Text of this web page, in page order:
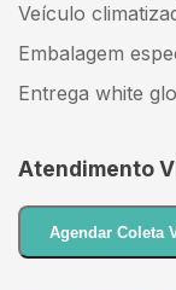
Veículo
Embalagem
Entrega white
Atendimento
Agendar Coleta